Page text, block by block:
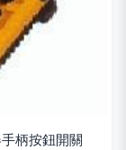
柄按鈕開關